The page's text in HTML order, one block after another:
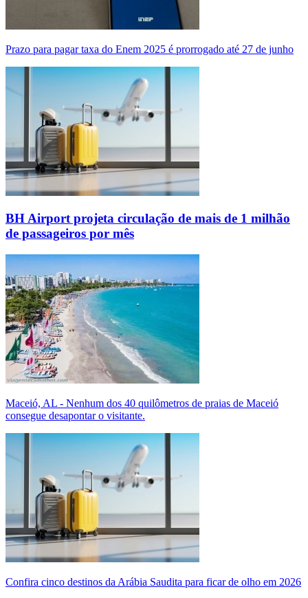
Prazo para pagar taxa do Enem 2025 é prorrogado até 27 de junho
BH Airport projeta circulação de mais de 1 milhão
de passageiros por mês
Maceió, AL - Nenhum dos 40 quilômetros de praias de Maceió
consegue desapontar o visitante.
Confira cinco destinos da Arábia Saudita para ficar de olho em 2026